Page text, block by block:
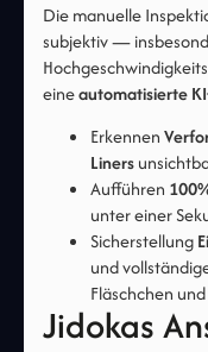
Die manuelle
subjektiv —
eineautomatisierte
Erkennen
Liners
Aufführen
unter einer
Sicherstellung
und
Fläschchen
Jidokas